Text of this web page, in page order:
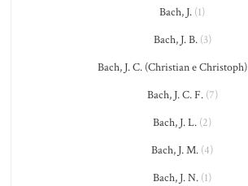
Bach, J. (1)
Bach, J. B.(3)
Bach, J. C. (Christian e Christoph)
Bach, J. C. F.(7)
Bach, J. L. (2)
Bach, J. M. (4)
Bach, J. N. (1)